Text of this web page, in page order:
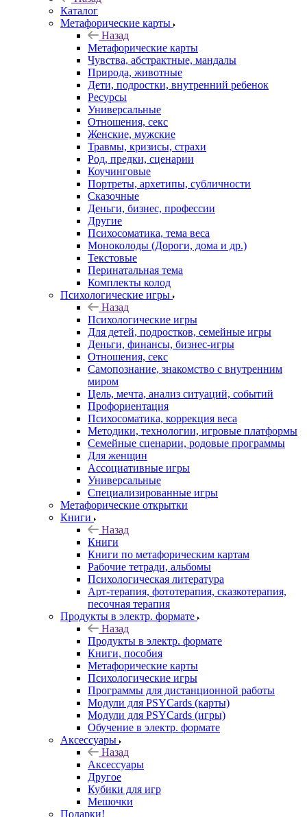
Каталог
Mетафорические карты
Назад
Mетафорические карты
Чувства, абстрактные, мандалы
Природа, животные
Дети, подростки, внутренний ребенок
Ресурсы
Универсальные
Отношения, секс
Женские, мужские
Травмы, кризисы, страхи
Род, предки, сценарии
Коучинговые
Портреты, архетипы, субличности
Сказочные
Деньги, бизнес, профессии
Другие
Психосоматика, тема веса
Моноколоды (Дороги, дома и др.)
Текстовые
Перинатальная тема
Комплекты колод
Психологические игры
Назад
Психологические игры
Для детей, подростков, семейные игры
Деньги, финансы, бизнес-игры
Отношения, секс
Самопознание, знакомство с внутренним
миром
Цель, мечта, анализ ситуаций, событий
Профориентация
Психосоматика, коррекция веса
Методики, технологии, игровые платформы
Семейные сценарии, родовые программы
Для женщин
Ассоциативные игры
Универсальные
Специализированные игры
Метафорические открытки
Книги
Назад
Книги
Книги по метафорическим картам
Рабочие тетради, альбомы
Психологическая литература
Арт-терапия, фототерапия, сказкотерапия,
песочная терапия
Продукты в электр. формате
Назад
Продукты в электр. формате
Книги, пособия
Метафорические карты
Психологические игры
Программы для дистанционной работы
Модули для PSYCards (карты)
Модули для PSYCards (игры)
Обучение в электр. формате
Аксессуары
Назад
Аксессуары
Другое
Кубики для игр
Мешочки
Подарки!